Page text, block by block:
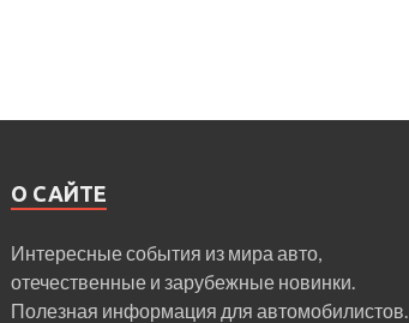
О САЙТЕ
Интересные события из мира авто,
отечественные и зарубежные новинки.
Полезная информация для автомобилистов.